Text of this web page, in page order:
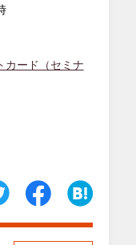
カード（セミナ